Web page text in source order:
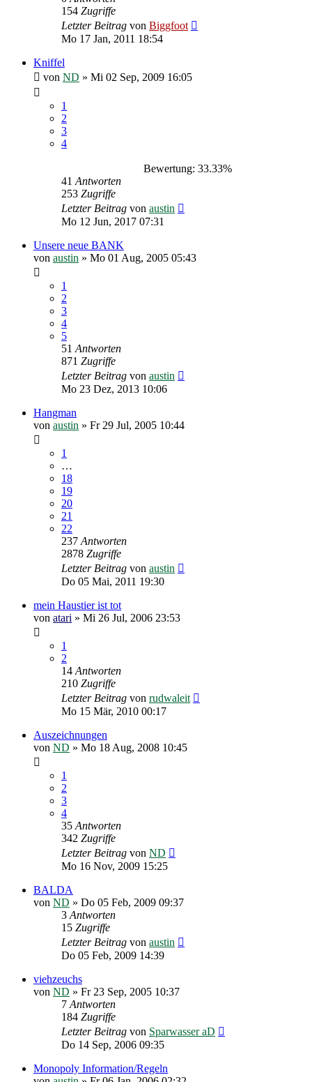
154 Zugriffe
Letzter Beitrag von Biggfoot
Mo 17 Jan, 2011 18:54
Kniffel
von ND » Mi 02 Sep, 2009 16:05
1
2
3
4
Bewertung: 33.33%
41Antworten
253 Zugriffe
Letzter Beitrag von austin
Mo 12 Jun, 2017 07:31
Unsere neue BANK
von austin » Mo 01 Aug, 2005 05:43
1
2
3
4
5
51Antworten
871 Zugriffe
Letzter Beitrag von austin
Mo 23 Dez, 2013 10:06
Hangman
von austin » Fr 29 Jul, 2005 10:44
1
…
18
19
20
21
22
237Antworten
2878 Zugriffe
Letzter Beitrag von austin
Do 05 Mai, 2011 19:30
mein Haustier ist tot
von atari » Mi 26 Jul, 2006 23:53
1
2
14Antworten
210 Zugriffe
Letzter Beitrag von rudwaleit
Mo 15 Mär, 2010 00:17
Auszeichnungen
von ND » Mo 18 Aug, 2008 10:45
1
2
3
4
35Antworten
342 Zugriffe
Letzter Beitrag von ND
Mo 16 Nov, 2009 15:25
BALDA
von ND » Do 05 Feb, 2009 09:37
3Antworten
15 Zugriffe
Letzter Beitrag von austin
Do 05 Feb, 2009 14:39
viehzeuchs
von ND » Fr 23 Sep, 2005 10:37
7Antworten
184 Zugriffe
Letzter Beitrag von Sparwasser aD
Do 14 Sep, 2006 09:35
Monopoly Information/Regeln